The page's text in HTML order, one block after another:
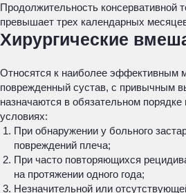
Продолжительность консервативной
превышает трех календарных
Хирургические
Относятся к наиболее эффективным
поврежденный сустав, с привычным
назначаются в обязательном
условиях:
При обнаружении у больного
повреждений плеча;
При часто повторяющихся
на протяжении одного года;
Незначительной или